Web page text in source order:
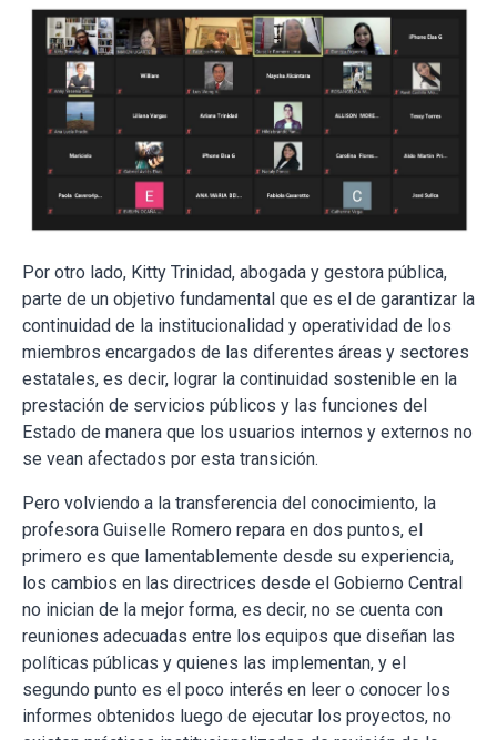
Por otro lado, Kitty Trinidad, abogada y gestora pública,
parte de un objetivo fundamental que es el de garantizar la
continuidad de la institucionalidad y operatividad de los
miembros encargados de las diferentes áreas y sectores
estatales, es decir, lograr la continuidad sostenible en la
prestación de servicios públicos y las funciones del
Estado de manera que los usuarios internos y externos no
se vean afectados por esta transición.
Pero volviendo a la transferencia del conocimiento, la
profesora Guiselle Romero repara en dos puntos, el
primero es que lamentablemente desde su experiencia,
los cambios en las directrices desde el Gobierno Central
no inician de la mejor forma, es decir, no se cuenta con
reuniones adecuadas entre los equipos que diseñan las
políticas públicas y quienes las implementan, y el
segundo punto es el poco interés en leer o conocer los
informes obtenidos luego de ejecutar los proyectos, no